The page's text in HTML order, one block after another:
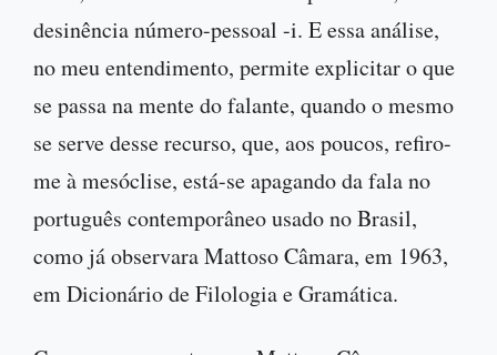
desinência número-pessoal -i. E essa análise,
no meu entendimento, permite explicitar o que
se passa na mente do falante, quando o mesmo
se serve desse recurso, que, aos poucos, refiro-
me à mesóclise, está-se apagando da fala no
português contemporâneo usado no Brasil,
como já observara Mattoso Câmara, em 1963,
em Dicionário de Filologia e Gramática.